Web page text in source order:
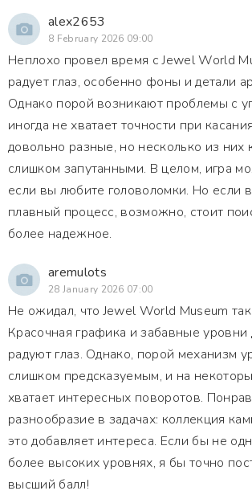
alex2653
8 February 2026 09:00
Неплохо провел время с Jewel World
радует глаз, особенно фоны и детали
Однако порой возникают проблемы с
иногда не хватает точности при
довольно разные, но несколько из них
слишком запутанными. В целом, игра
если вы любите головоломки. Но если
плавный процесс, возможно, стоит
более надежное.
aremulots
28 January 2026 07:00
Не ожидал, что Jewel World Museum так
Красочная графика и забавные уровни
радуют глаз. Однако, порой механизм
слишком предсказуемым, и на
хватает интересных поворотов.
разнообразие в задачах: коллекция
это добавляет интереса. Если бы не
более высоких уровнях, я бы точно
высший балл!